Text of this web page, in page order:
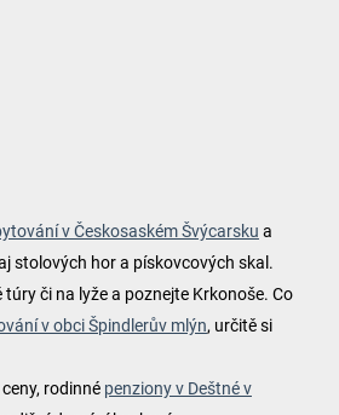
v Českosaském Švýcarsku a
stolových hor a pískovcových skal.
túry či na lyže a poznejte Krkonoše. Co
v obci Špindlerův mlýn, určitě si
rodinné penziony v Deštné v